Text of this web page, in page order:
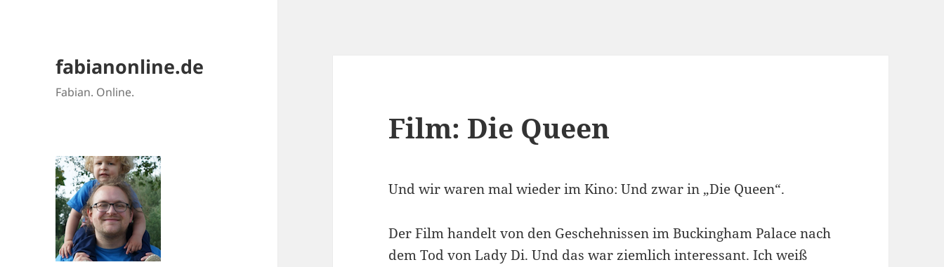
fabianonline.de
Fabian. Online.
Film: Die Queen
Und wir waren mal wieder im Kino: Und zwar in „Die Queen“.
Der Film handelt von den Geschehnissen im Buckingham Palace nach
dem Tod von Lady Di. Und das war ziemlich interessant. Ich weiß